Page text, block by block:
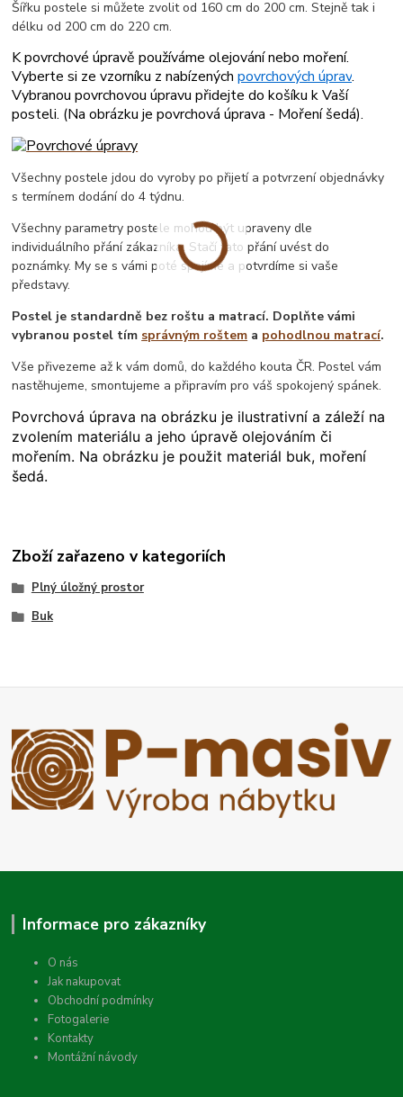
Šířku postele si můžete zvolit od 160 cm do 200 cm. Stejně tak i
délku od 200 cm do 220 cm.
K povrchové úpravě používáme olejování nebo moření.
Vyberte si ze vzorníku z nabízenýchpovrchových úprav.
Vybranou povrchovou úpravu přidejte do košíku k Vaší
posteli. (Na obrázku je povrchová úprava - Moření šedá).
Všechny postele jdou do vyroby po přijetí a potvrzení objednávky
s termínem dodání do 4 týdnu.
Všechny parametry postele mohou být upraveny dle
individuálního přání zákazníka. Stačí tato přání uvést do
poznámky. My se s vámi poté spojíme a potvrdíme si vaše
představy.
Postel je standardně bez roštu a matrací. Doplňte vámi
vybranou postel tím správným roštem a pohodlnou matrací.
Vše přivezeme až k vám domů, do každého kouta ČR. Postel vám
nastěhujeme, smontujeme a připravím pro váš spokojený spánek.
Povrchová úprava na obrázku je ilustrativní a záleží na
zvolením materiálu a jeho úpravě olejováním či
mořením. Na obrázku je použit materiál buk, moření
šedá.
Zboží zařazeno v kategoriích
Plný úložný prostor
Buk
Informace pro zákazníky
O nás
Jak nakupovat
Obchodní podmínky
Fotogalerie
Kontakty
Montážní návody